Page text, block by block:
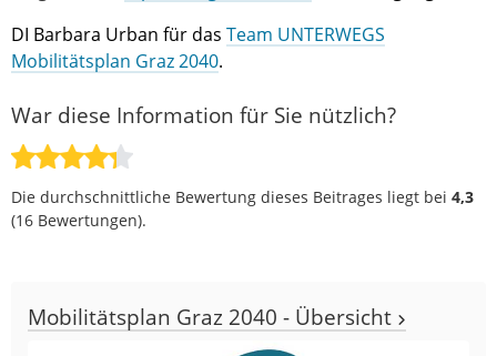
DI Barbara Urban für das Team UNTERWEGS
Mobilitätsplan Graz 2040.
War diese Information für Sie nützlich?
Die durchschnittliche Bewertung dieses Beitrages liegt bei 4,3
(16 Bewertungen).
Mobilitätsplan Graz 2040 - Übersicht